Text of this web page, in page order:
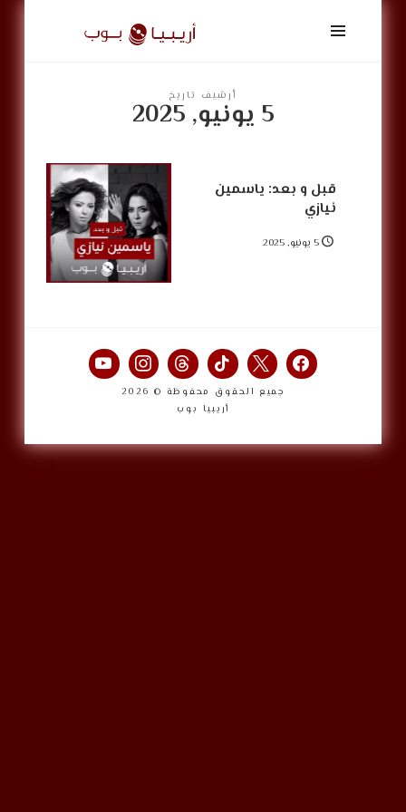
أريبيا
بوب
ArabiaPopأرشيف تاريخ
5 يونيو, 2025
قبل و بعد: ياسمين
نيازي
5 يونيو, 2025
جميع الحقوق محفوظة © 2026
أريبيا بوب